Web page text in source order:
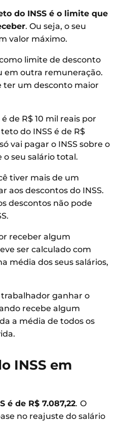
do INSS é o limite que
. Ou seja, o seu
valor máximo.
limite de desconto
em outra remuneração.
ter um desconto maior
de R$ 10 mil reais por
do INSS é de R$
vai pagar o INSS sobre o
o seu salário total.
tiver mais de um
aos descontos do INSS.
descontos não pode
receber algum
ser calculado com
média dos seus salários,
ganhar o
recebe algum
a média de todos os
INSS em
é de R$ 7.087,22. O
no reajuste do salário